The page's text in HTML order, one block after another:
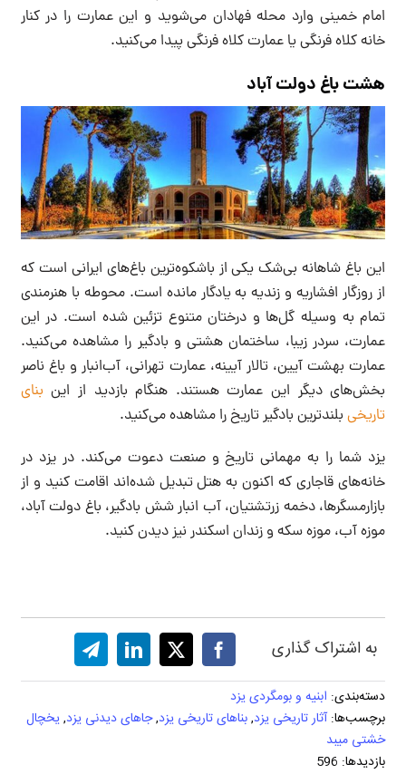
امام خمینی وارد محله فهادان می‌شوید و این عمارت را در کنار
خانه کلاه فرنگی یا عمارت کلاه فرنگی پیدا می‌کنید.
هشت باغ دولت آباد
این باغ شاهانه بی‌شک یکی از باشکوه‌ترین باغ‌های ایرانی است که
از روزگار افشاریه و زندیه به یادگار مانده است. محوطه با هنرمندی
تمام به وسیله گل‌ها و درختان متنوع تزئین شده است. در این
عمارت، سردر زیبا، ساختمان هشتی و بادگیر را مشاهده می‌کنید.
عمارت بهشت آیین، تالار آیینه، عمارت تهرانی، آب‌انبار و باغ ناصر
بخش‌های دیگر این عمارت هستند. هنگام بازدید از این بنای
تاریخیبلندترین بادگیر تاریخ را مشاهده می‌کنید.
یزد شما را به مهمانی تاریخ و صنعت دعوت می‌کند. در یزد در
خانه‌های قاجاری که اکنون به هتل تبدیل شده‌اند اقامت کنید و از
بازارمسگرها، دخمه زرتشتیان، آب انبار شش بادگیر، باغ دولت آباد،
موزه آب، موزه سکه و زندان اسکندر نیز دیدن کنید.
به اشتراک گذاری
دسته‌بندی: ابنیه و بومگردی یزد
برچسب‌ها:آثار تاریخی یزد,بناهای تاریخی یزد,جاهای دیدنی یزد,یخچال
خشتی میبد
بازدیدها: 596